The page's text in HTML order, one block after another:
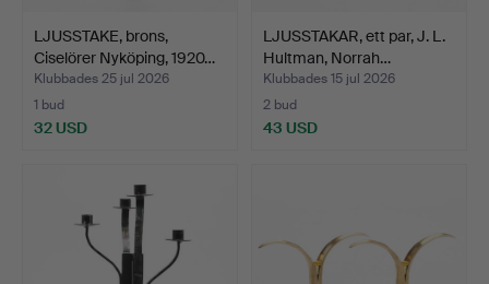
LJUSSTAKE, brons,
Ciselörer Nyköping, 1920…
Klubbades 25 jul 2026
1 bud
32 USD
LJUSSTAKAR, ett par, J. L.
Hultman, Norrah…
Klubbades 15 jul 2026
2 bud
43 USD